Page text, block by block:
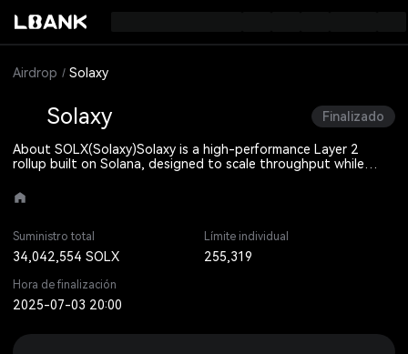
Airdrop Solaxy
Solaxy Finalizado
About SOLX(Solaxy)Solaxy is a high-performance Layer 2
rollup built on Solana, designed to scale throughput while
zkVM and settles securely on Solana Layer 1. Developers can
use existing SVM tooling without code changes for fast,
Suministro total
34,042,554 SOLX
Límite individual
255,319
Hora de finalización
2025-07-03 20:00